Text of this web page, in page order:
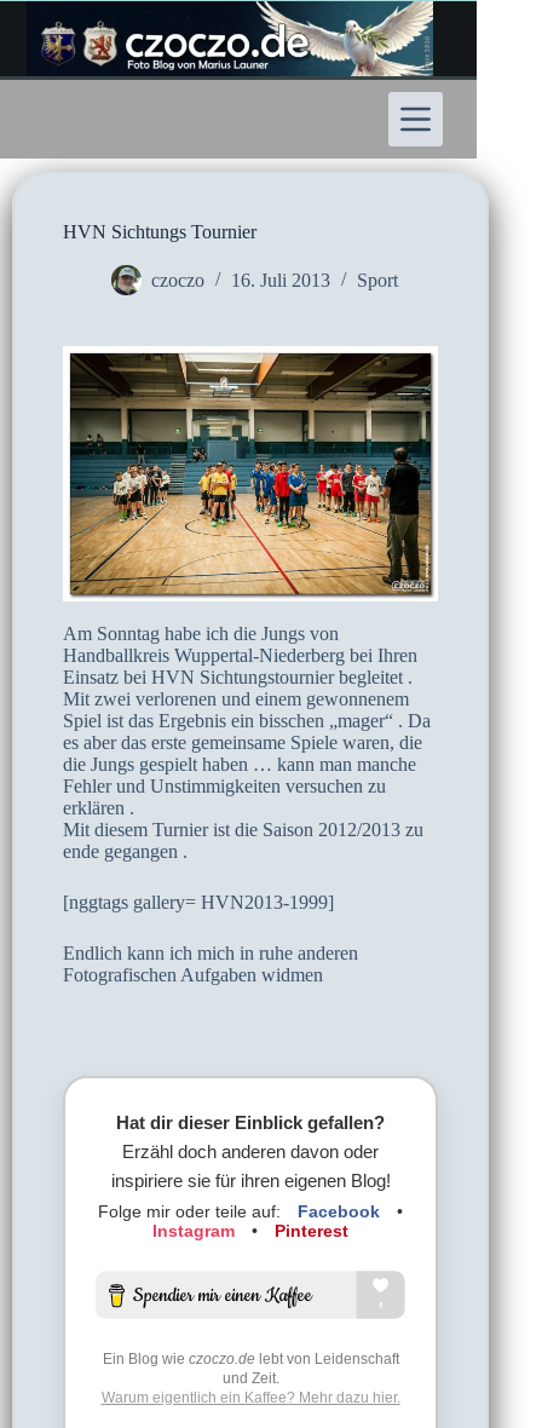
Inhalt
springen
HVN Sichtungs Tournier
czoczo 16. Juli 2013 Sport
Am Sonntag habe ich die Jungs von
Handballkreis Wuppertal-Niederberg bei Ihren
Einsatz bei HVN Sichtungstournier begleitet .
Mit zwei verlorenen und einem gewonnenem
Spiel ist das Ergebnis ein bisschen „mager“ . Da
es aber das erste gemeinsame Spiele waren, die
die Jungs gespielt haben … kann man manche
Fehler und Unstimmigkeiten versuchen zu
erklären .
Mit diesem Turnier ist die Saison 2012/2013 zu
ende gegangen .
[nggtags gallery= HVN2013-1999]
Endlich kann ich mich in ruhe anderen
Fotografischen Aufgaben widmen
Hat dir dieser Einblick gefallen?
Erzähl doch anderen davon oder
inspiriere sie für ihren eigenen Blog!
Folge mir oder teile auf: Facebook
•
Instagram
• Pinterest
Ein Blog wie czoczo.delebt von Leidenschaft
und Zeit.
Warum eigentlich ein Kaffee? Mehr dazu hier.